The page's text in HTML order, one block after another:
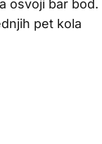
osvoji bar bod.
pet kola